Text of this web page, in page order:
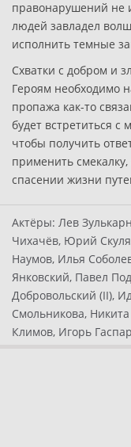
правонарушений не
людей завладел
исполнить темные
Схватки с добром и
Героям необходимо
пропажа как-то
будет встретиться
чтобы получить
применить
спасении жизни
Актёры: Лев
Чихачёв, Юрий
Наумов, Илья
Янковский, Павел
Добровольский (II),
Смольникова,
Климов, Игорь